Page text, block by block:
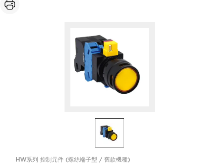
HW系列 控制元件 (螺絲端子型 / 舊款機種)